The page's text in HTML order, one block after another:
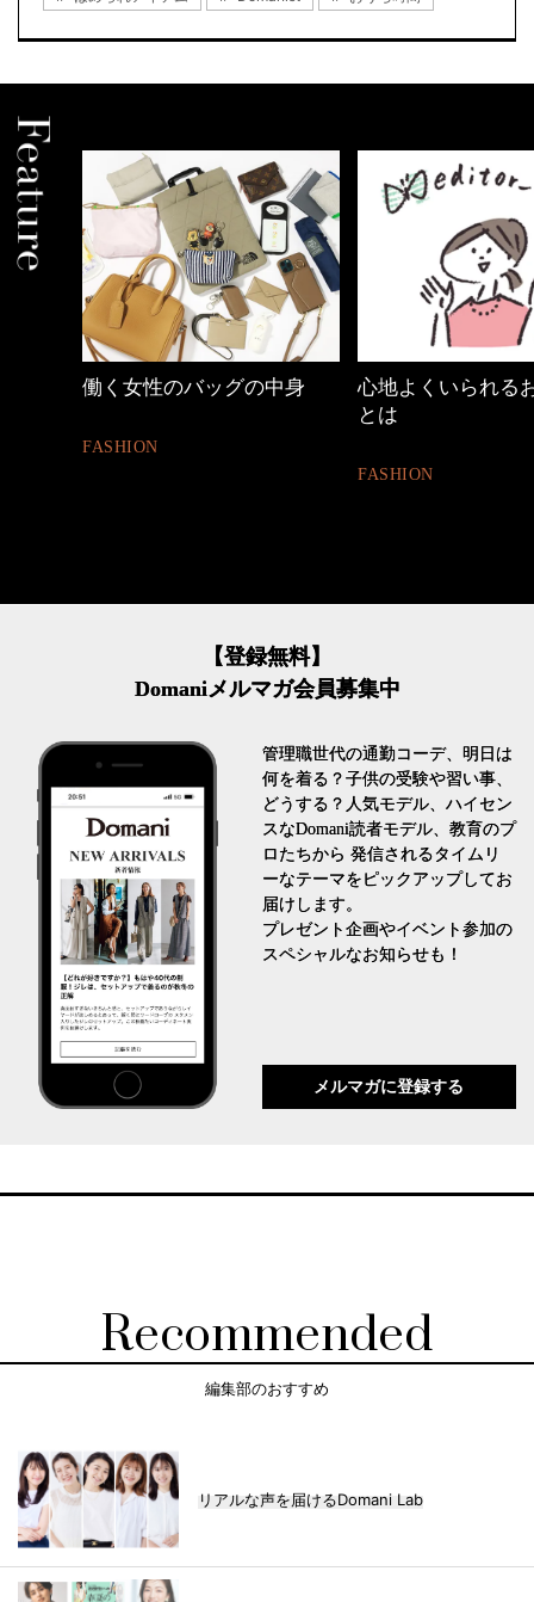
働く女性のバッグの中身
FASHION
心地よくいられる
とは
FASHION
【登録無料】
Domaniメルマガ会員募集中
管理職世代の通勤コーデ、明日は
何を着る？子供の受験や習い事、
どうする？人気モデル、ハイセン
スなDomani読者モデル、教育のプ
ロたちから 発信されるタイムリ
ーなテーマをピックアップしてお
届けします。
プレゼント企画やイベント参加の
スペシャルなお知らせも！
メルマガに登録する
Recommended
編集部のおすすめ
リアルな声を届けるDomani Lab